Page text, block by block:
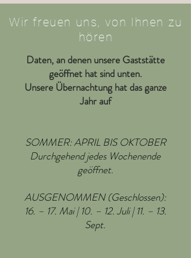
Wir freuen uns, von Ihnen zu
hören
Daten, an denen unsere Gaststätte
geöffnet hat sind unten.
Unsere Übernachtung hat das ganze
Jahr auf
SOMMER: APRIL BIS OKTOBER
Durchgehend jedes Wochenende
geöffnet.
AUSGENOMMEN (Geschlossen):
16. – 17. Mai | 10. – 12. Juli | 11. – 13.
Sept.